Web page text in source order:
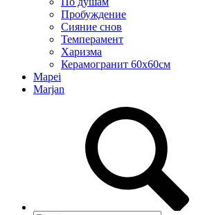
Пробуждение
Сияние снов
Темперамент
Харизма
Керамогранит 60х60см
Mapei
Marjan